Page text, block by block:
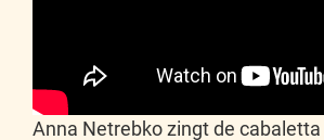
Anna Netrebko zingt de cabaletta